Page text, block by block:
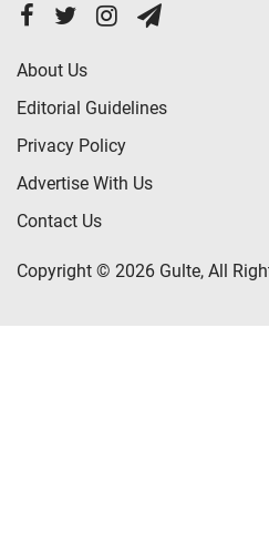
About Us
Editorial Guidelines
Privacy Policy
Advertise With Us
Contact Us
Copyright © 2026 Gulte, All